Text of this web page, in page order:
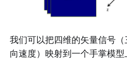
我们可以把四维的矢量信号
向速度）映射到一个手掌模